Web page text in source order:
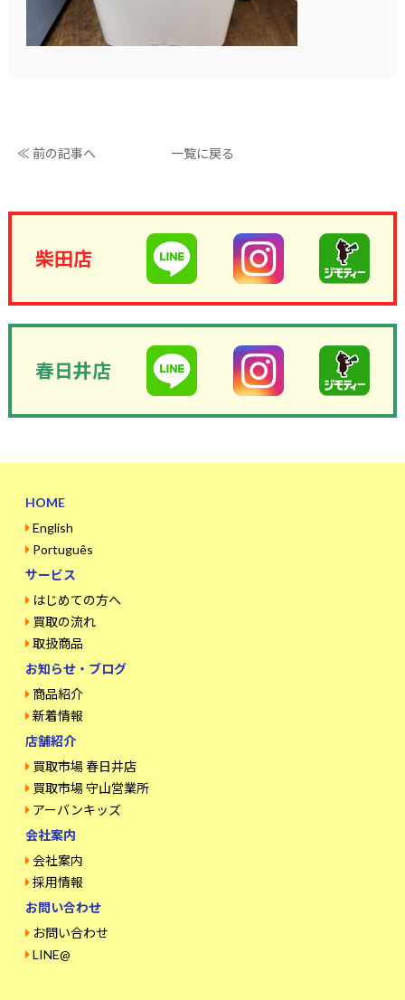
≪ 前の記事へ 一覧に戻る
柴田店
春日井店
HOME
English
Português
サービス
はじめての方へ
買取の流れ
取扱商品
お知らせ・ブログ
商品紹介
新着情報
店舗紹介
買取市場 春日井店
買取市場 守山営業所
アーバンキッズ
会社案内
会社案内
採用情報
お問い合わせ
お問い合わせ
LINE@